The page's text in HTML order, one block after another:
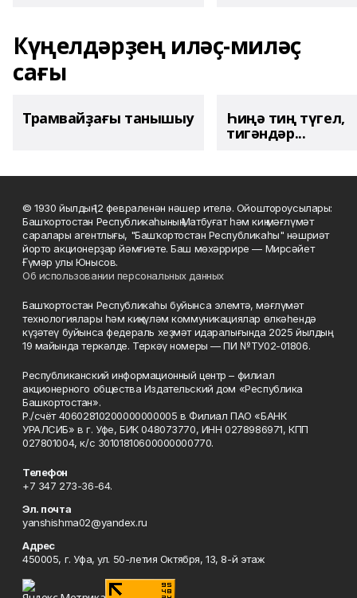
Күңелдәрҙең иләҫ-миләҫ
сағы
Трамвайҙағы танышыу Һиңә тиң түгел,
тигәндәр...
© 1930 йылдың 12 февраленән нәшер ителә. Ойоштороусылары:
Башҡортостан Республикаһының Матбуғат һәм киң мәғлүмәт
саралары агентлығы, "Башҡортостан Республикаһы" нәшриәт
йорто акционерҙар йәмғиәте. Баш мөхәррире — Мирсәйет
Ғүмәр улы Юнысов.
Об использовании персональных данных
Башҡортостан Республикаһы буйынса элемтә, мәғлүмәт
технологиялары һәм киңкүләм коммуникациялар өлкәһендә
күҙәтеү буйынса федераль хеҙмәт идаралығында 2025 йылдың
19 майында теркәлде. Теркәү номеры — ПИ №ТУ02-01806.
Республиканский информационный центр – филиал
акционерного общества Издательский дом «Республика
Башкортостан».
Р./счёт 40602810200000000005 в Филиал ПАО «БАНК
УРАЛСИБ» в г. Уфе, БИК 048073770, ИНН 0278986971, КПП
027801004, к/с 30101810600000000770.
Телефон
+7 347 273-36-64.
Эл. почта
yanshishma02@yandex.ru
Адрес
450005, г. Уфа, ул. 50-летия Октября, 13, 8-й этаж